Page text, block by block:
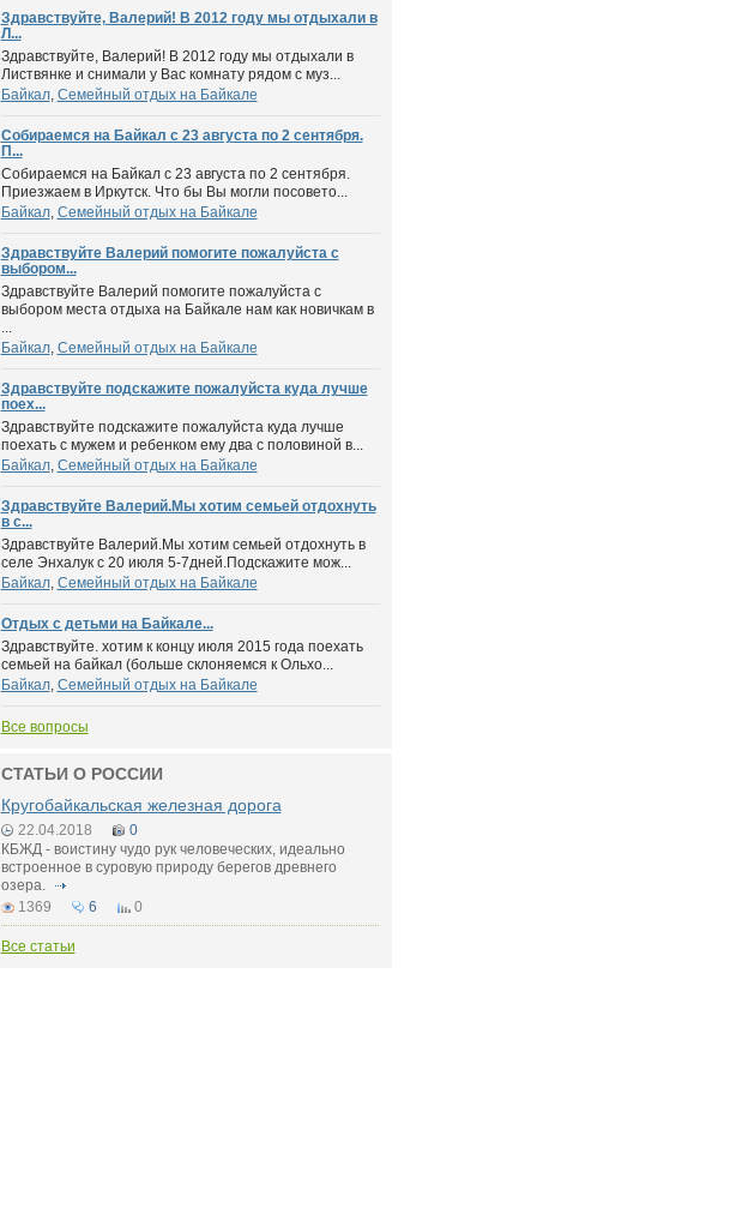
Здравствуйте, Валерий! В 2012 году мы отдыхали в
Л...
Здравствуйте, Валерий! В 2012 году мы отдыхали в
Листвянке и снимали у Вас комнату рядом с муз...
Байкал, Семейный отдых на Байкале
Собираемся на Байкал с 23 августа по 2 сентября.
П...
Собираемся на Байкал с 23 августа по 2 сентября.
Приезжаем в Иркутск. Что бы Вы могли посовето...
Байкал, Семейный отдых на Байкале
Здравствуйте Валерий помогите пожалуйста с
выбором...
Здравствуйте Валерий помогите пожалуйста с
выбором места отдыха на Байкале нам как новичкам в
...
Байкал, Семейный отдых на Байкале
Здравствуйте подскажите пожалуйста куда лучше
поех...
Здравствуйте подскажите пожалуйста куда лучше
поехать с мужем и ребенком ему два с половиной в...
Байкал, Семейный отдых на Байкале
Здравствуйте Валерий.Мы хотим семьей отдохнуть
в с...
Здравствуйте Валерий.Мы хотим семьей отдохнуть в
селе Энхалук с 20 июля 5-7дней.Подскажите мож...
Байкал, Семейный отдых на Байкале
Отдых с детьми на Байкале...
Здравствуйте. хотим к концу июля 2015 года поехать
семьей на байкал (больше склоняемся к Ольхо...
Байкал, Семейный отдых на Байкале
Все вопросы
СТАТЬИ О РОССИИ
Кругобайкальская железная дорога
22.04.2018
0
КБЖД - воистину чудо рук человеческих, идеально
встроенное в суровую природу берегов древнего
озера.
1369
6 0
Все статьи